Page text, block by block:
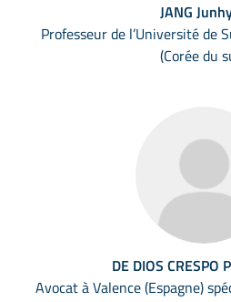
JANG
Professeur de l’Université de
(Corée du
DE DIOS CRESPO
Avocat à Valence (Espagne)